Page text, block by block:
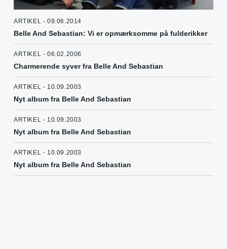
ARTIKEL - 09.06.2014
Belle And Sebastian: Vi er opmærksomme på fulderikker
ARTIKEL - 06.02.2006
Charmerende syver fra Belle And Sebastian
ARTIKEL - 10.09.2003
Nyt album fra Belle And Sebastian
ARTIKEL - 10.09.2003
Nyt album fra Belle And Sebastian
ARTIKEL - 10.09.2003
Nyt album fra Belle And Sebastian